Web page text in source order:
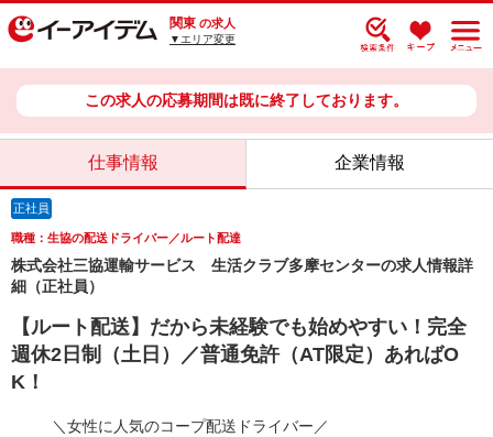
関東 の求人
▼エリア変更
この求人の応募期間は既に終了しております。
仕事情報 企業情報
正社員
職種：生協の配送ドライバー／ルート配達
株式会社三協運輸サービス 生活クラブ多摩センターの求人情報詳
細（正社員）
【ルート配送】だから未経験でも始めやすい！完全
週休2日制（土日）／普通免許（AT限定）あればO
K！
＼女性に人気のコープ配送ドライバー／